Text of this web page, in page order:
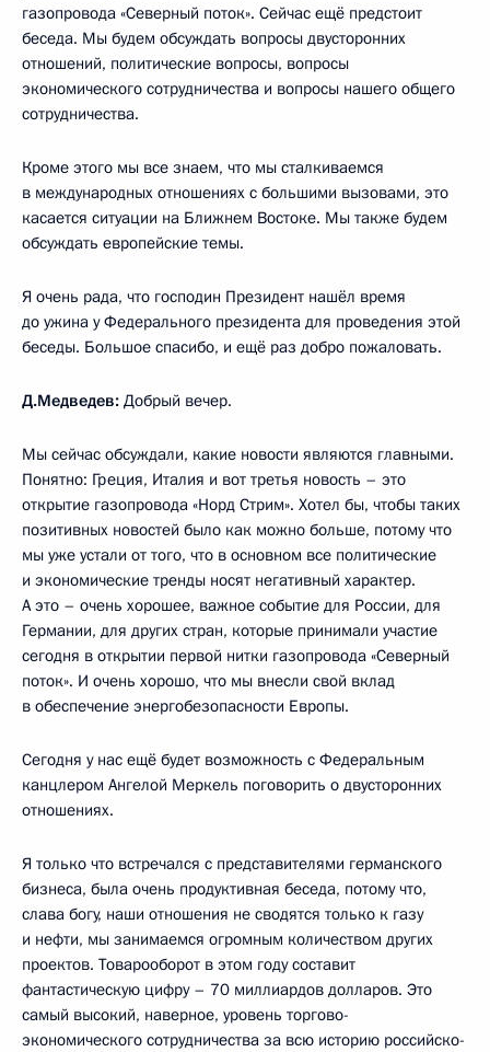
газопровода «Северный поток». Сейчас ещё предстоит
беседа. Мы будем обсуждать вопросы двусторонних
отношений, политические вопросы, вопросы
экономического сотрудничества и вопросы нашего общего
сотрудничества.
Кроме этого мы все знаем, что мы сталкиваемся
в международных отношениях с большими вызовами, это
касается ситуации на Ближнем Востоке. Мы также будем
обсуждать европейские темы.
Я очень рада, что господин Президент нашёл время
до ужина у Федерального президента для проведения этой
беседы. Большое спасибо, и ещё раз добро пожаловать.
Д.Медведев: Добрый вечер.
Мы сейчас обсуждали, какие новости являются главными.
Понятно: Греция, Италия и вот третья новость – это
открытие газопровода «Норд Стрим». Хотел бы, чтобы таких
позитивных новостей было как можно больше, потому что
мы уже устали от того, что в основном все политические
и экономические тренды носят негативный характер.
А это – очень хорошее, важное событие для России, для
Германии, для других стран, которые принимали участие
сегодня в открытии первой нитки газопровода «Северный
поток». И очень хорошо, что мы внесли свой вклад
в обеспечение энергобезопасности Европы.
Сегодня у нас ещё будет возможность с Федеральным
канцлером Ангелой Меркель поговорить о двусторонних
отношениях.
Я только что встречался с представителями германского
бизнеса, была очень продуктивная беседа, потому что,
слава богу, наши отношения не сводятся только к газу
и нефти, мы занимаемся огромным количеством других
проектов. Товарооборот в этом году составит
фантастическую цифру – 70 миллиардов долларов. Это
самый высокий, наверное, уровень торгово-
экономического сотрудничества за всю историю российско-